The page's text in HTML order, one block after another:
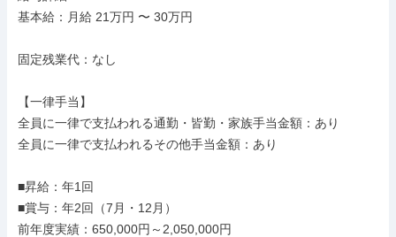
基本給：月給 21万円 〜 30万円
固定残業代：なし
【一律手当】
全員に一律で支払われる通勤・皆勤・家族手当金額：あり
全員に一律で支払われるその他手当金額：あり
■昇給：年1回
■賞与：年2回（7月・12月）
前年度実績：650,000円～2,050,000円